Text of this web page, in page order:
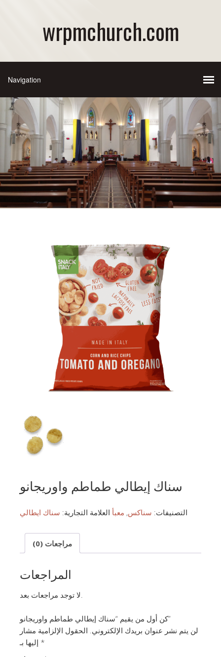
wrpmchurch.com
سناك إيطالي طماطم واوريجانو
التصنيفات: سناكس, معبأ العلامة التجارية: سناك ايطالي
مراجعات (0)
المراجعات
كن أول من يقيم “سناك إيطالي طماطم واوريجانو”
لن يتم نشر عنوان بريدك الإلكتروني. الحقول الإلزامية مشار
*